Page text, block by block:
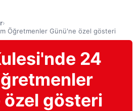
›
Öğretmenler Günü'ne özel gösteri
24
özel gösteri